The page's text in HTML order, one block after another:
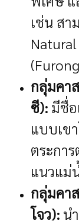
เช่น สา
กลุ่มคา
ซี): มีชื่อ
แบบเข
ตระกา
แนวแม่
กลุ่มคา
โจว): น